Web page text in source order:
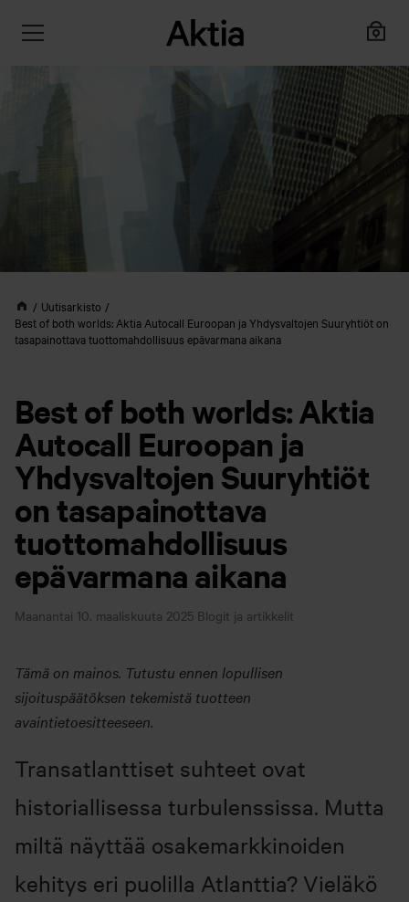
Uutisarkisto
Best of both worlds: Aktia Autocall Euroopan ja Yhdysvaltojen Suuryhtiöt on
tasapainottava tuottomahdollisuus epävarmana aikana
Best of both worlds: Aktia
Autocall Euroopan ja
Yhdysvaltojen Suuryhtiöt
on tasapainottava
tuottomahdollisuus
epävarmana aikana
Maanantai 10. maaliskuuta 2025 Blogit ja artikkelit
Tämä on mainos. Tutustu ennen lopullisen
sijoituspäätöksen tekemistä tuotteen
avaintietoesitteeseen.
Transatlanttiset suhteet ovat
historiallisessa turbulenssissa. Mutta
miltä näyttää osakemarkkinoiden
kehitys eri puolilla Atlanttia? Vieläkö